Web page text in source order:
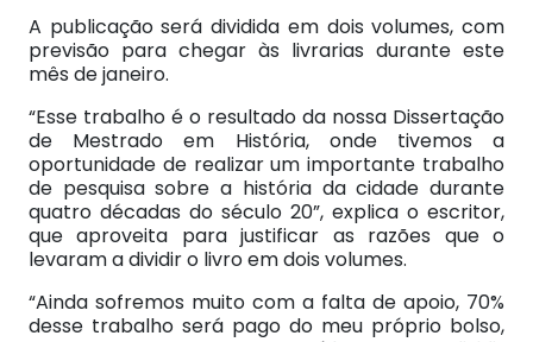
A publicação será dividida em dois volumes, com
previsão para chegar às livrarias durante este
mês de janeiro.
“Esse trabalho é o resultado da nossa Dissertação
de Mestrado em História, onde tivemos a
oportunidade de realizar um importante trabalho
de pesquisa sobre a história da cidade durante
quatro décadas do século 20”, explica o escritor,
que aproveita para justificar as razões que o
levaram a dividir o livro em dois volumes.
“Ainda sofremos muito com a falta de apoio, 70%
desse trabalho será pago do meu próprio bolso,